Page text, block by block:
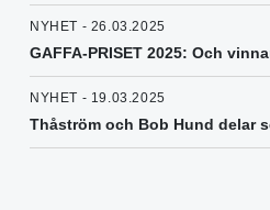
NYHET - 26.03.2025
GAFFA-PRISET 2025: Och
NYHET - 19.03.2025
Thåström och Bob Hund delar